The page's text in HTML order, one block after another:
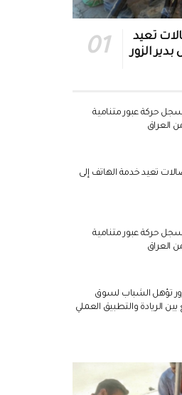
تعيد
الزور
حركة عبور متنامية
العراق
الاتصالات تعيد خدمة الهاتف إلى
حركة عبور متنامية
العراق
تؤهل الشباب لسوق
الريادة والتطبيق العملي